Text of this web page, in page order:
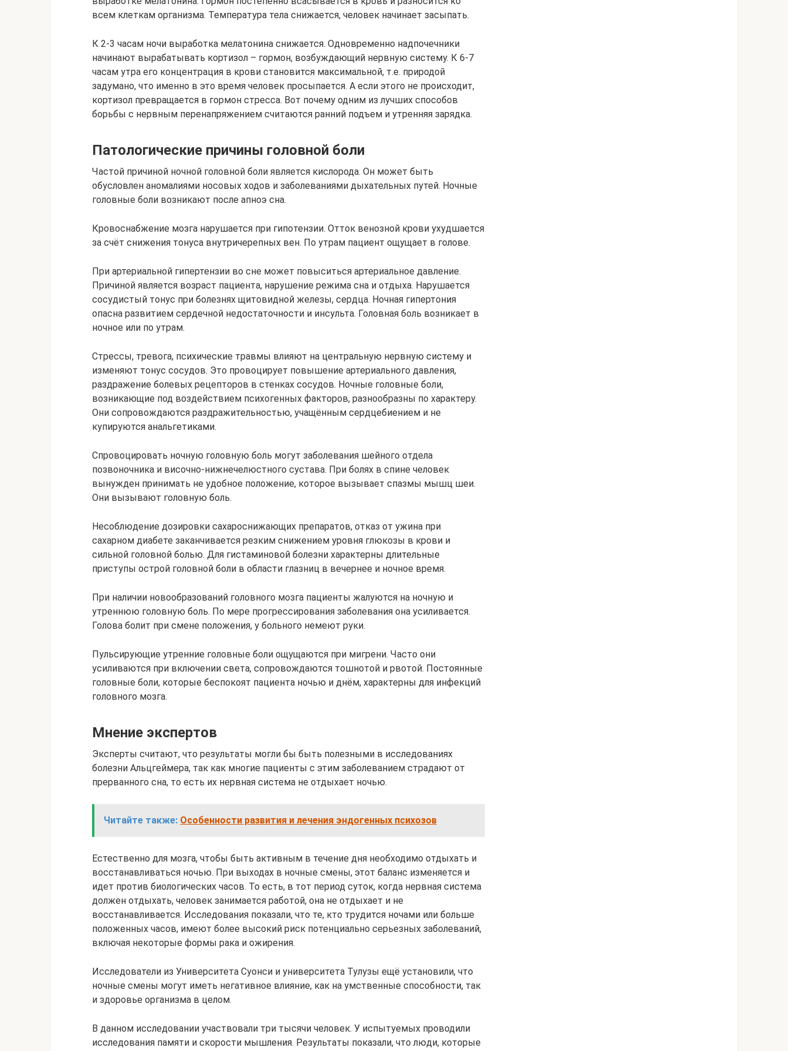
всем клеткам организма. Температура тела снижается, человек начинает засыпать.
К 2-3 часам ночи выработка мелатонина снижается. Одновременно надпочечники
начинают вырабатывать кортизол – гормон, возбуждающий нервную систему. К 6-7
часам утра его концентрация в крови становится максимальной, т.е. природой
задумано, что именно в это время человек просыпается. А если этого не происходит,
кортизол превращается в гормон стресса. Вот почему одним из лучших способов
борьбы с нервным перенапряжением считаются ранний подъем и утренняя зарядка.
Патологические причины головной боли
Частой причиной ночной головной боли является кислорода. Он может быть
обусловлен аномалиями носовых ходов и заболеваниями дыхательных путей. Ночные
головные боли возникают после апноэ сна.
Кровоснабжение мозга нарушается при гипотензии. Отток венозной крови ухудшается
за счёт снижения тонуса внутричерепных вен. По утрам пациент ощущает в голове.
При артериальной гипертензии во сне может повыситься артериальное давление.
Причиной является возраст пациента, нарушение режима сна и отдыха. Нарушается
сосудистый тонус при болезнях щитовидной железы, сердца. Ночная гипертония
опасна развитием сердечной недостаточности и инсульта. Головная боль возникает в
ночное или по утрам.
Стрессы, тревога, психические травмы влияют на центральную нервную систему и
изменяют тонус сосудов. Это провоцирует повышение артериального давления,
раздражение болевых рецепторов в стенках сосудов. Ночные головные боли,
возникающие под воздействием психогенных факторов, разнообразны по характеру.
Они сопровождаются раздражительностью, учащённым сердцебиением и не
купируются анальгетиками.
Спровоцировать ночную головную боль могут заболевания шейного отдела
позвоночника и височно-нижнечелюстного сустава. При болях в спине человек
вынужден принимать не удобное положение, которое вызывает спазмы мышц шеи.
Они вызывают головную боль.
Несоблюдение дозировки сахароснижающих препаратов, отказ от ужина при
сахарном диабете заканчивается резким снижением уровня глюкозы в крови и
сильной головной болью. Для гистаминовой болезни характерны длительные
приступы острой головной боли в области глазниц в вечернее и ночное время.
При наличии новообразований головного мозга пациенты жалуются на ночную и
утреннюю головную боль. По мере прогрессирования заболевания она усиливается.
Голова болит при смене положения, у больного немеют руки.
Пульсирующие утренние головные боли ощущаются при мигрени. Часто они
усиливаются при включении света, сопровождаются тошнотой и рвотой. Постоянные
головные боли, которые беспокоят пациента ночью и днём, характерны для инфекций
головного мозга.
Мнение экспертов
Эксперты считают, что результаты могли бы быть полезными в исследованиях
болезни Альцгеймера, так как многие пациенты с этим заболеванием страдают от
прерванного сна, то есть их нервная система не отдыхает ночью.
Читайте также: Особенности развития и лечения эндогенных психозов
Естественно для мозга, чтобы быть активным в течение дня необходимо отдыхать и
восстанавливаться ночью. При выходах в ночные смены, этот баланс изменяется и
идет против биологических часов. То есть, в тот период суток, когда нервная система
должен отдыхать, человек занимается работой, она не отдыхает и не
восстанавливается. Исследования показали, что те, кто трудится ночами или больше
положенных часов, имеют более высокий риск потенциально серьезных заболеваний,
включая некоторые формы рака и ожирения.
Исследователи из Университета Суонси и университета Тулузы ещё установили, что
ночные смены могут иметь негативное влияние, как на умственные способности, так
и здоровье организма в целом.
В данном исследовании участвовали три тысячи человек. У испытуемых проводили
исследования памяти и скорости мышления. Результаты показали, что люди, которые